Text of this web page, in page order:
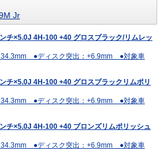
Jr
チ×5.0J 4H-100 +40 グロスブラック/リムレッ
●ディスク突出：+6.9mm ●対象車
チ×5.0J 4H-100 +40 グロスブラックリムポリ
●ディスク突出：+6.9mm ●対象車
チ×5.0J 4H-100 +40 ブロンズリムポリッシュ
●ディスク突出：+6.9mm ●対象車